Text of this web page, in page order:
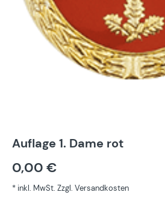
Auflage 1. Dame rot
0,00 €
* inkl. MwSt. Zzgl. Versandkosten